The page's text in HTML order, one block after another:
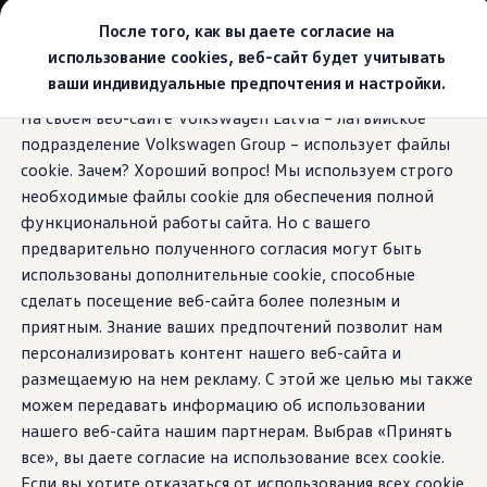
После того, как вы даете согласие на
использование cookies, веб-сайт будет учитывать
ваши индивидуальные предпочтения и настройки.
На своем веб-сайте Volkswagen Latvia – латвийское
подразделение Volkswagen Group – использует файлы
cookie. Зачем? Хороший вопрос! Мы используем строго
необходимые файлы cookie для обеспечения полной
функциональной работы сайта. Но с вашего
предварительно полученного согласия могут быть
использованы дополнительные cookie, способные
сделать посещение веб-сайта более полезным и
приятным. Знание ваших предпочтений позволит нам
персонализировать контент нашего веб-сайта и
размещаемую на нем рекламу. С этой же целью мы также
можем передавать информацию об использовании
нашего веб-сайта нашим партнерам. Выбрав «Принять
все», вы даете согласие на использование всех cookie.
Если вы хотите отказаться от использования всех cookie,
основному
содержанию
нижнему
колонтитулу
Выбери свой Volkswagen
Модельный ряд
Новый ID.Cross
Открой для себя семейство внедорожников
Предложения и услуги
Юбилейное предложение
Автомобильный онлайн-магазин Volkswagen
Обмен автомобилей
Лизинг Volkswagen
Гарантия
Бесплатная регистрация для вашего нового
Взаимодействие в сети простыми словами
VW Connect
Активация
Все службы
VW Connect для Вашего ID.
Обновления (Upgrades)
Car-Net
App-Connect
Fleet Interface Data
O Volkswagen
Получи больше
Владельцы и услуги
Plug & Charge
Удобнаязарядка